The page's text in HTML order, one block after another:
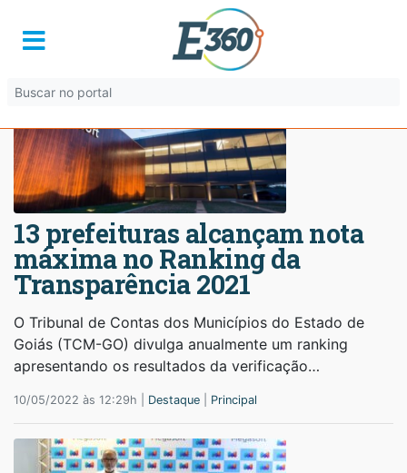
13 prefeituras alcançam nota
máxima no Ranking da
Transparência 2021
O Tribunal de Contas dos Municípios do Estado de
Goiás (TCM-GO) divulga anualmente um ranking
apresentando os resultados da verificação…
10/05/2022 às 12:29h | Destaque Principal